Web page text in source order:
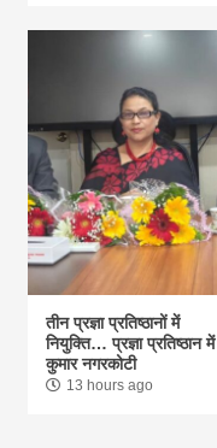
तीन प्रज्ञा प्रतिष्ठानों में
नियुक्ति… प्रज्ञा प्रतिष्ठान में
कुमार नगरकोटी
13 hours ago